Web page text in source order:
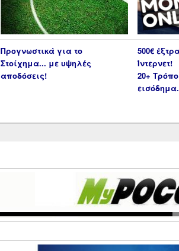
Προγνωστικά για το
Στοίχημα... με υψηλές
αποδόσεις!
500€
Ίντερνετ!
20+